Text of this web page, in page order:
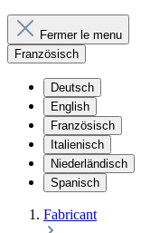
Fermer le menu
Französisch
Deutsch
English
Französisch
Italienisch
Niederländisch
Spanisch
Fabricant